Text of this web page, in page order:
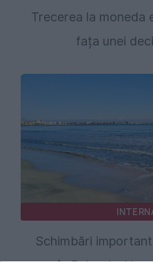
Trecerea la moneda
fața unei
Schimbări